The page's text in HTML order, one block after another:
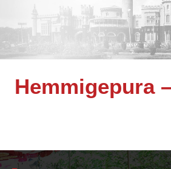
Hemmigepura